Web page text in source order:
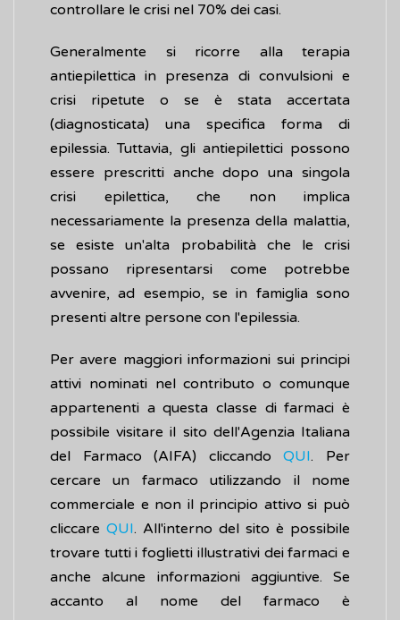
controllare le crisi nel 70% dei casi.
Generalmente si ricorre alla terapia
antiepilettica in presenza di convulsioni e
crisi ripetute o se è stata accertata
(diagnosticata) una specifica forma di
epilessia. Tuttavia, gli antiepilettici possono
essere prescritti anche dopo una singola
crisi epilettica, che non implica
necessariamente la presenza della malattia,
se esiste un'alta probabilità che le crisi
possano ripresentarsi come potrebbe
avvenire, ad esempio, se in famiglia sono
presenti altre persone con l'epilessia.
Per avere maggiori informazioni sui principi
attivi nominati nel contributo o comunque
appartenenti a questa classe di farmaci è
possibile visitare il sito dell'Agenzia Italiana
del Farmaco (AIFA) cliccandoQUI. Per
cercare un farmaco utilizzando il nome
commerciale e non il principio attivo si può
cliccare QUI. All'interno del sito è possibile
trovare tutti i foglietti illustrativi dei farmaci e
anche alcune informazioni aggiuntive. Se
accanto al nome del farmaco è